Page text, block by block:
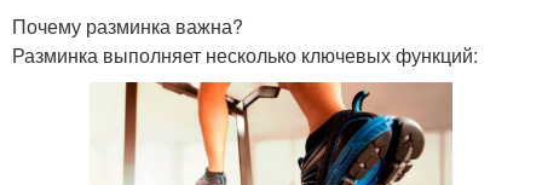
Почему разминка важна?
Разминка выполняет несколько ключевых функций: